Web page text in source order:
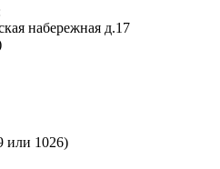
набережная д.17
или 1026)